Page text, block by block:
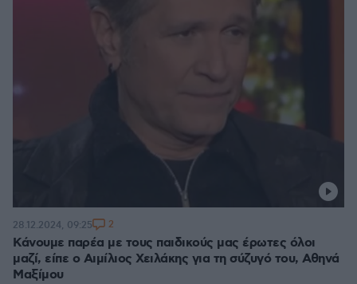
Κάνουμε παρέα με τους παιδικούς μας έρωτες όλοι
μαζί, είπε ο Αιμίλιος Χειλάκης για τη σύζυγό του, Αθηνά
Μαξίμου
28.12.2024, 09:25 2